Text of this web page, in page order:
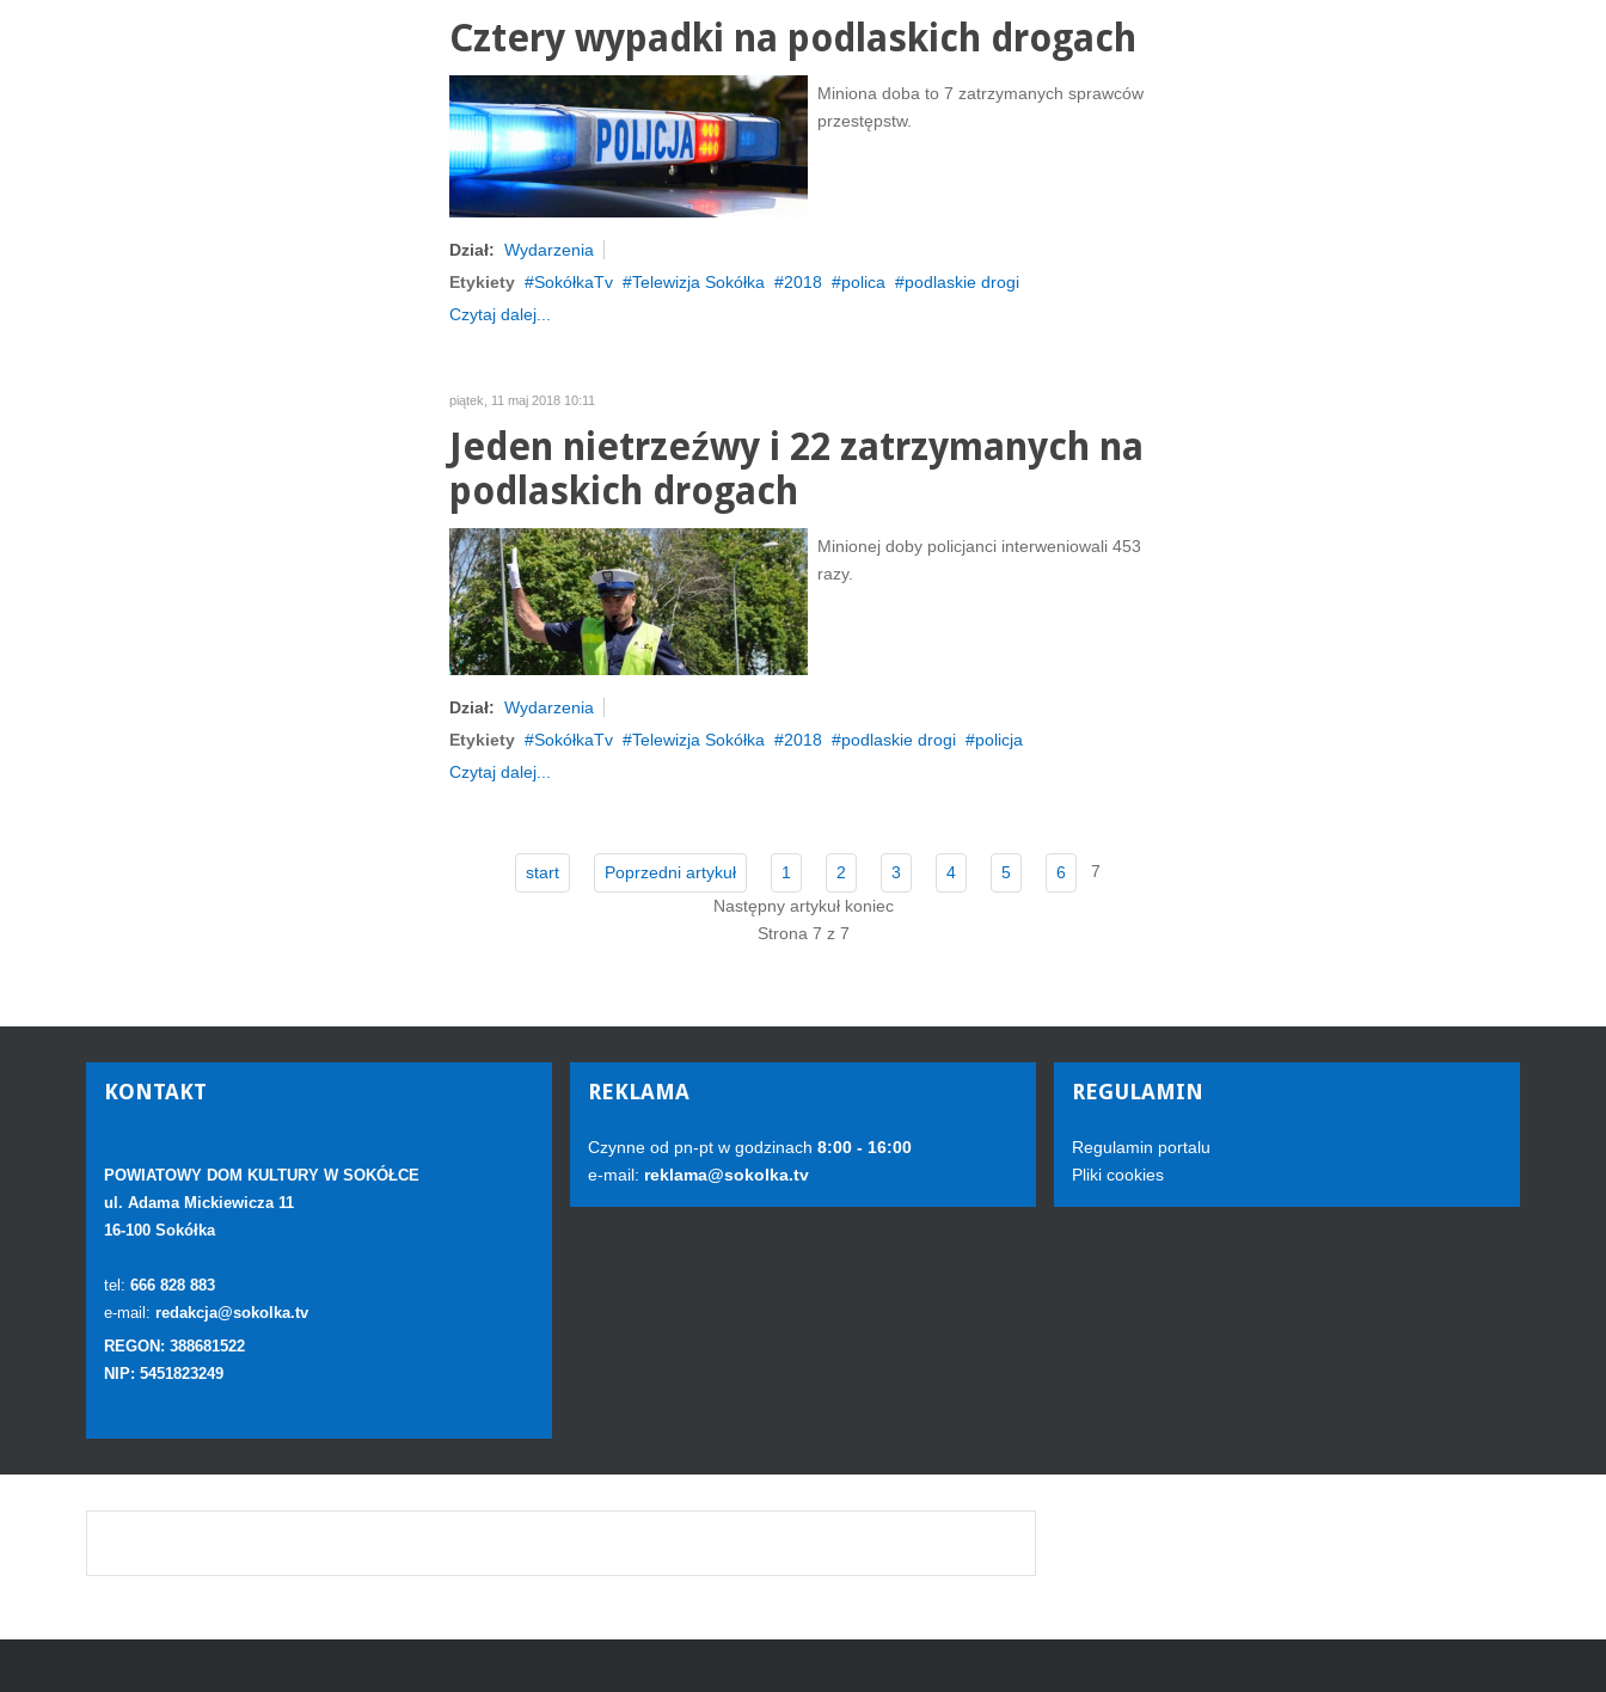
Cztery wypadki na podlaskich drogach
Miniona doba to 7 zatrzymanych sprawców
przestępstw.
Dział: Wydarzenia
Etykiety
SokółkaTv Telewizja Sokółka 2018 polica
podlaskie drogi
Czytaj dalej...
piątek, 11 maj 2018 10:11
Jeden nietrzeźwy i 22 zatrzymanych na
podlaskich drogach
Minionej doby policjanci interweniowali 453
razy.
Dział: Wydarzenia
Etykiety
SokółkaTv Telewizja Sokółka 2018 podlaskie drogi
policja
Czytaj dalej...
start Poprzedni artykuł 1 2 3 4 5 6
7
Następny artykuł koniec
Strona 7 z 7
KONTAKT
POWIATOWY DOM KULTURY W SOKÓŁCE
ul. Adama Mickiewicza 11
16-100 Sokółka
tel: 666 828 883
e-mail: redakcja@sokolka.tv
REGON: 388681522
NIP: 5451823249
REKLAMA
Czynne od pn-pt w godzinach 8:00 - 16:00
e-mail: reklama@sokolka.tv
REGULAMIN
Regulamin portalu
Pliki cookies